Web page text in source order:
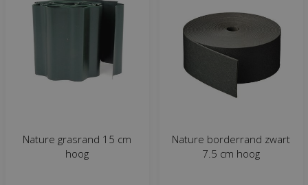
Nature grasrand 15 cm
hoog
Nature borderrand zwart
7.5 cm hoog